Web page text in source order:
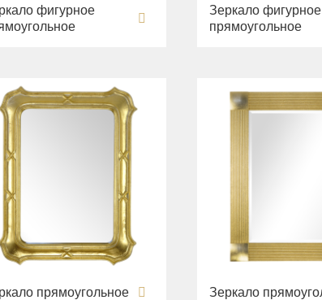
фигурное
Зеркало фигурное
прямоугольное
прямоугольное Зеркало